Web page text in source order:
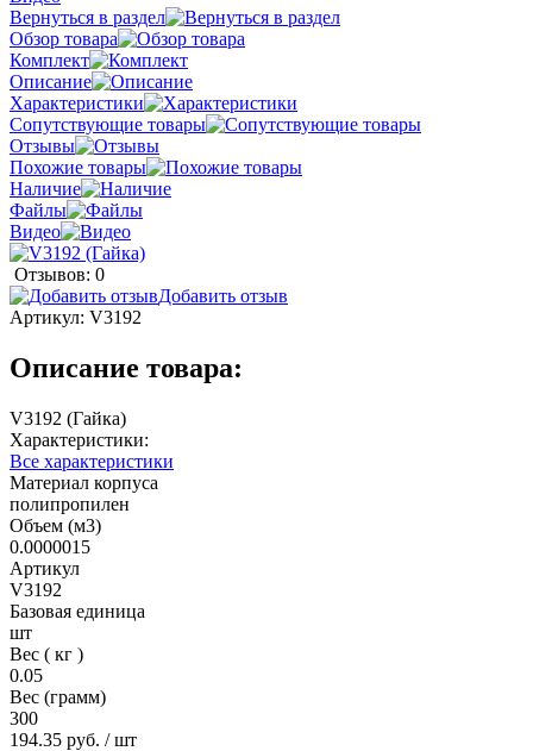
Вернуться в раздел
Обзор товара
Комплект
Описание
Характеристики
Сопутствующие товары
Отзывы
Похожие товары
Наличие
Файлы
Видео
Отзывов: 0
Добавить отзыв
Артикул: V3192
Описание товара:
V3192 (Гайка)
Характеристики:
Все характеристики
Материал корпуса
полипропилен
Объем (м3)
0.0000015
Артикул
V3192
Базовая единица
шт
Вес ( кг )
0.05
Вес (грамм)
300
194.35 руб. / шт